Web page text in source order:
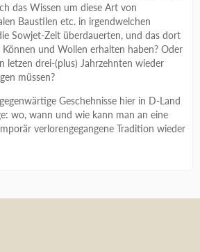
das Wissen um diese Art von
Baustilen etc. in irgendwelchen
Sowjet-Zeit überdauerten, und das dort
Können und Wollen erhalten haben? Oder
letzen drei-(plus) Jahrzehnten wieder
müssen?
Geschehnisse hier in D-Land
wo, wann und wie kann man an eine
verlorengegangene Tradition wieder